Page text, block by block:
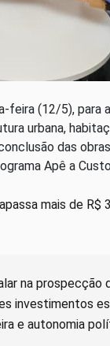
feira (12/5), para
urbana,
das
Apê a
mais de
na
investimentos
e autonomia